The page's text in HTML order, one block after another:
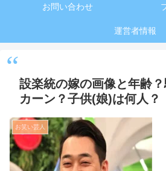
お問い合わせ
運営者情報
設楽統の嫁の画像と年齢
カーン？子供(娘)は何人？
お笑い芸人